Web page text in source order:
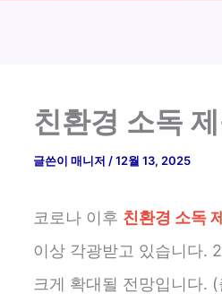
친환경 소독
글쓴이 매니저 /12월 13, 2025
코로나 이후 친환경 소독
이상 각광받고 있습니다.
크게 확대될 전망입니다.